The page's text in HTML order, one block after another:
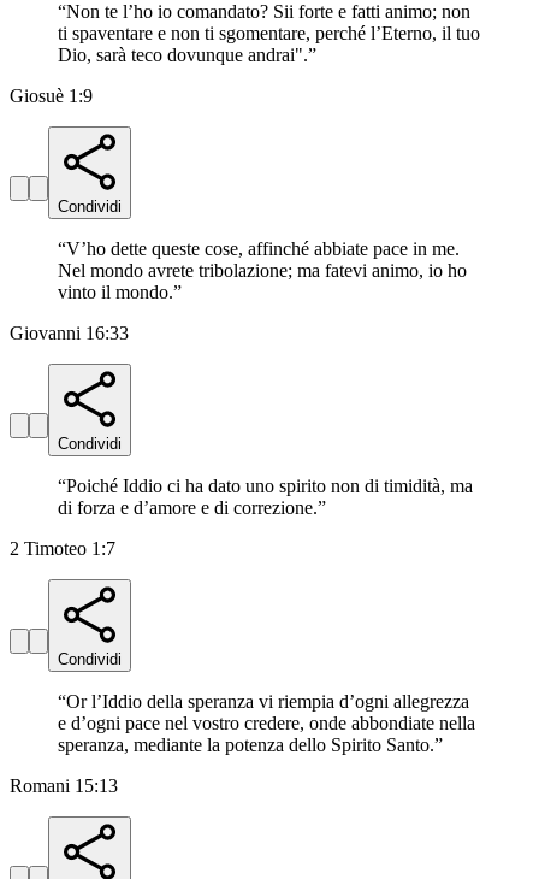
“Non te l’ho io comandato? Sii forte e fatti animo; non
ti spaventare e non ti sgomentare, perché l’Eterno, il tuo
Dio, sarà teco dovunque andrai".”
Giosuè 1:9
Condividi
“V’ho dette queste cose, affinché abbiate pace in me.
Nel mondo avrete tribolazione; ma fatevi animo, io ho
vinto il mondo.”
Giovanni 16:33
Condividi
“Poiché Iddio ci ha dato uno spirito non di timidità, ma
di forza e d’amore e di correzione.”
2 Timoteo 1:7
Condividi
“Or l’Iddio della speranza vi riempia d’ogni allegrezza
e d’ogni pace nel vostro credere, onde abbondiate nella
speranza, mediante la potenza dello Spirito Santo.”
Romani 15:13